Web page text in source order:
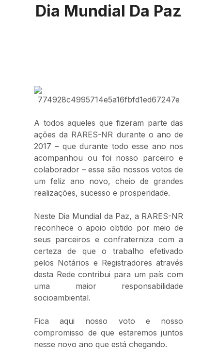
Dia Mundial Da Paz
A todos aqueles que fizeram parte das
ações da RARES-NR durante o ano de
2017 – que durante todo esse ano nos
acompanhou ou foi nosso parceiro e
colaborador – esse são nossos votos de
um feliz ano novo, cheio de grandes
realizações, sucesso e prosperidade.
Neste Dia Mundial da Paz, a RARES-NR
reconhece o apoio obtido por meio de
seus parceiros e confraterniza com a
certeza de que o trabalho efetivado
pelos Notários e Registradores através
desta Rede contribui para um país com
uma maior responsabilidade
socioambiental.
Fica aqui nosso voto e nosso
compromisso de que estaremos juntos
nesse novo ano que está chegando.